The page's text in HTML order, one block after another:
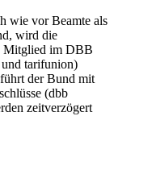
wie vor Beamte als
wird die
Mitglied im DBB
und tarifunion)
der Bund mit
(dbb
zeitverzögert